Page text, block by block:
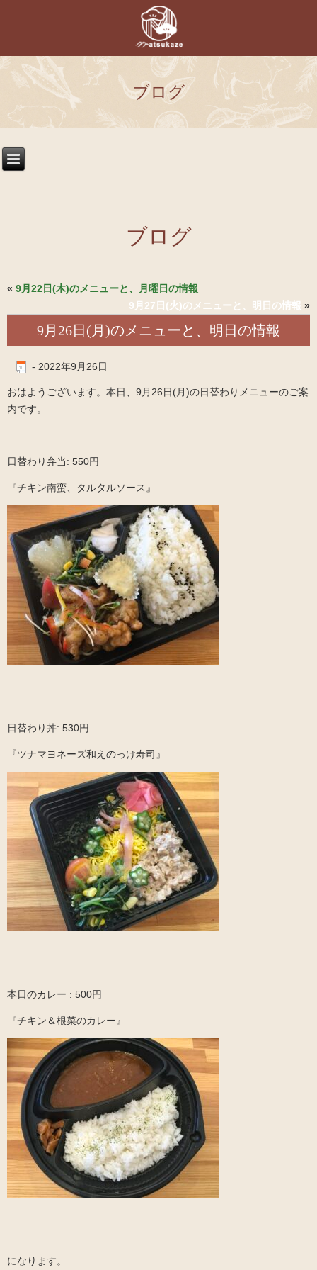
ブログ
ブログ
« 9月22日(木)のメニューと、月曜日の情報
9月27日(火)のメニューと、明日の情報 »
9月26日(月)のメニューと、明日の情報
- 2022年9月26日
おはようございます。本日、9月26日(月)の日替わりメニューのご案
内です。
日替わり弁当: 550円
『チキン南蛮、タルタルソース』
日替わり丼: 530円
『ツナマヨネーズ和えのっけ寿司』
本日のカレー : 500円
『チキン＆根菜のカレー』
になります。